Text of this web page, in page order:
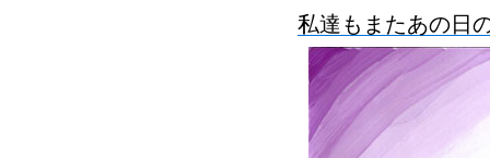
私達もまたあの日